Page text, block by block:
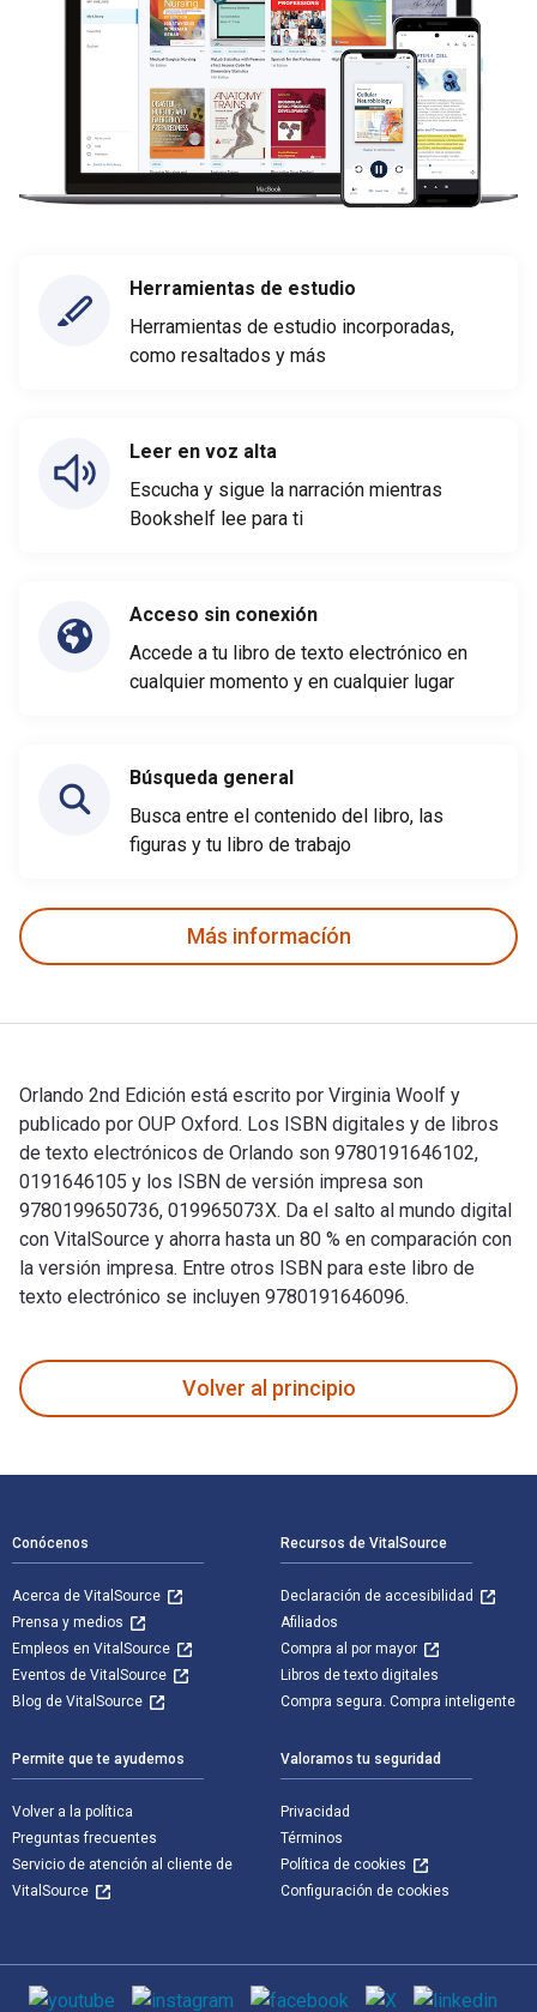
Herramientas de estudio
Herramientas de estudio incorporadas,
como resaltados y más
Leer en voz alta
Escucha y sigue la narración mientras
Bookshelf lee para ti
Acceso sin conexión
Accede a tu libro de texto electrónico en
cualquier momento y en cualquier lugar
Búsqueda general
Busca entre el contenido del libro, las
figuras y tu libro de trabajo
Más informacíón
Orlando 2nd Edición está escrito por Virginia Woolf y
publicado por OUP Oxford. Los ISBN digitales y de libros
de texto electrónicos de Orlando son 9780191646102,
0191646105 y los ISBN de versión impresa son
9780199650736, 019965073X. Da el salto al mundo digital
con VitalSource y ahorra hasta un 80 % en comparación con
la versión impresa. Entre otros ISBN para este libro de
texto electrónico se incluyen 9780191646096.
Volver al principio
Conócenos
Acerca de VitalSource
Prensa y medios
Empleos en VitalSource
Eventos de VitalSource
Blog de VitalSource
Recursos de VitalSource
Declaración de accesibilidad
Afiliados
Compra al por mayor
Libros de texto digitales
Compra segura. Compra inteligente
Permite que te ayudemos
Volver a la política
Preguntas frecuentes
Servicio de atención al cliente de
VitalSource
Valoramos tu seguridad
Privacidad
Términos
Política de cookies
Configuración de cookies
Medios de comunicación social